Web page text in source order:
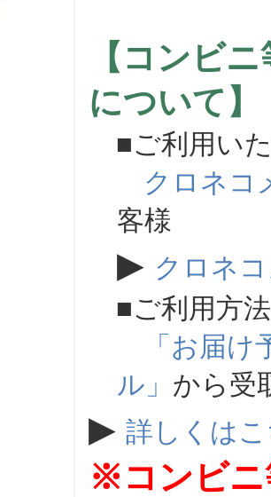
【コンビ
について
■ご利用い
クロネコ
客様
▶ クロネ
■ご利用方法
「お届
ル」 から受
▶ 詳しくはこ
※コンビニ